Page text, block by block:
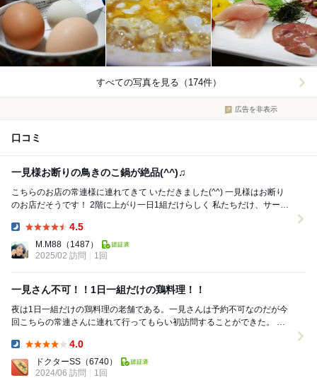
すべての写真を見る（174件）
広告を非表示
口コミ
一見様お断りの鳥きのこ鍋が絶品(^^)♫
こちらのお店の常連様に連れてきて いただきました(^^) 一見様はお断り
のお店だそうです！ 2階に上がり一日1組だけらしく 私たちだけ、サービ
4.5
M.M88 （1487）
2025/02 訪問
1回
一見さん不可！！1日一組だけの鶏料理！！
夜は1日一組だけの鶏料理の老舗である。一見さんは予約不可なのだが今
回こちらの常連さんに連れて行ってもらい初訪問することができた。 名
4.0
ドクターSS （6740）
2024/06 訪問
1回